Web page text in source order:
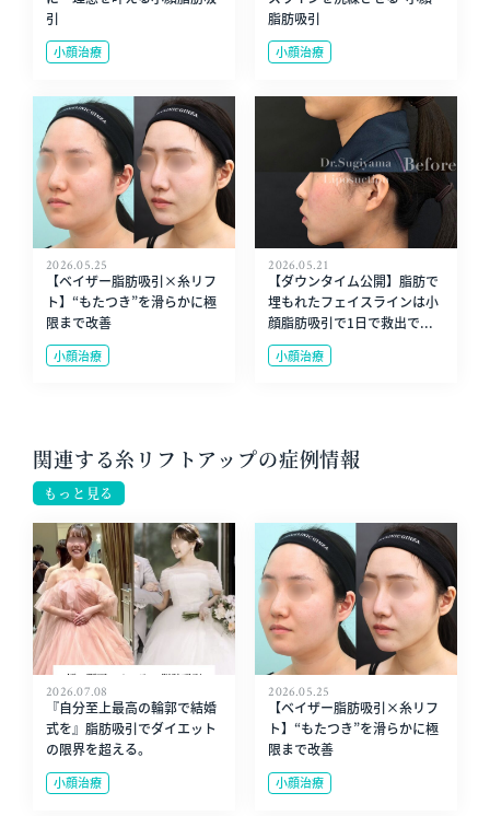
引
小顔治療
脂肪吸引
小顔治療
2026.05.25
【ベイザー脂肪吸引×糸リフ
ト】“もたつき”を滑らかに極
限まで改善
小顔治療
2026.05.21
【ダウンタイム公開】脂肪で
埋もれたフェイスラインは小
顔脂肪吸引で1日で救出で...
小顔治療
関連する糸リフトアップの症例情報
もっと見る
2026.07.08
『自分至上最高の輪郭で結婚
式を』脂肪吸引でダイエット
の限界を超える。
小顔治療
2026.05.25
【ベイザー脂肪吸引×糸リフ
ト】“もたつき”を滑らかに極
限まで改善
小顔治療